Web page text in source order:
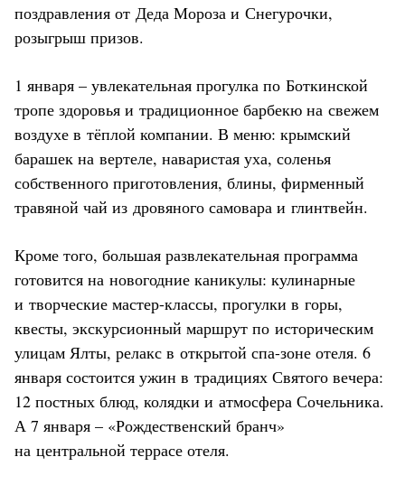
поздравления от Деда Мороза и Снегурочки,
розыгрыш призов.
1 января – увлекательная прогулка по Боткинской
тропе здоровья и традиционное барбекю на свежем
воздухе в тёплой компании. В меню: крымский
барашек на вертеле, наваристая уха, соленья
собственного приготовления, блины, фирменный
травяной чай из дровяного самовара и глинтвейн.
Кроме того, большая развлекательная программа
готовится на новогодние каникулы: кулинарные
и творческие мастер-классы, прогулки в горы,
квесты, экскурсионный маршрут по историческим
улицам Ялты, релакс в открытой спа-зоне отеля. 6
января состоится ужин в традициях Святого вечера:
12 постных блюд, колядки и атмосфера Сочельника.
А 7 января – «Рождественский бранч»
на центральной террасе отеля.